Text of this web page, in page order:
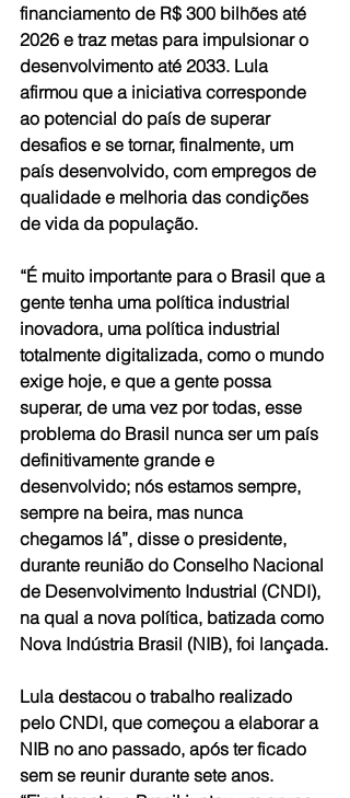
financiamento de R$ 300 bilhões até
2026 e traz metas para impulsionar o
desenvolvimento até 2033. Lula
afirmou que a iniciativa corresponde
ao potencial do país de superar
desafios e se tornar, finalmente, um
país desenvolvido, com empregos de
qualidade e melhoria das condições
de vida da população.
“É muito importante para o Brasil que a
gente tenha uma política industrial
inovadora, uma política industrial
totalmente digitalizada, como o mundo
exige hoje, e que a gente possa
superar, de uma vez por todas, esse
problema do Brasil nunca ser um país
definitivamente grande e
desenvolvido; nós estamos sempre,
sempre na beira, mas nunca
chegamos lá”, disse o presidente,
durante reunião do Conselho Nacional
de Desenvolvimento Industrial (CNDI),
na qual a nova política, batizada como
Nova Indústria Brasil (NIB), foi lançada.
Lula destacou o trabalho realizado
pelo CNDI, que começou a elaborar a
NIB no ano passado, após ter ficado
sem se reunir durante sete anos.